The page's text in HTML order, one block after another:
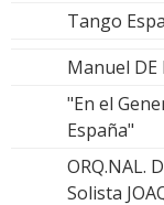
Tango
Manuel DE
"En el
España"
ORQ.NAL.
Solista